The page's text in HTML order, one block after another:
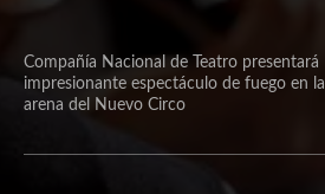
Compañía Nacional de Teatro presentará
impresionante espectáculo de fuego en la
arena del Nuevo Circo